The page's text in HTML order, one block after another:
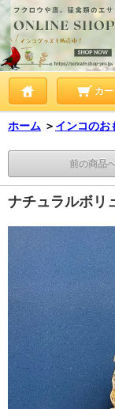
カー
ホーム ＞ インコのお
前の商品
ナチュラルボリ